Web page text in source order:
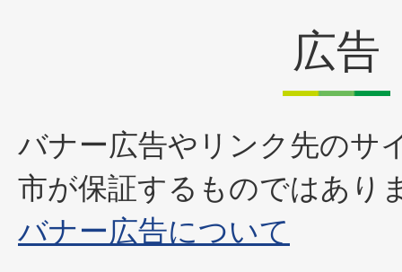
広告
バナー広告やリンク先のサ
市が保証するものではあり
バナー広告について